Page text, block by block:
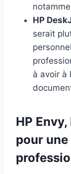
HP
serait
à avoir à
HP
pour